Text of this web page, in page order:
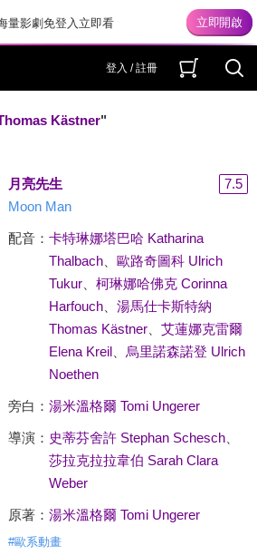
量影劇免登入立即看
登入 / 註冊
Kästner"
月亮先生
7.5
Moon Man
配音： 卡特琳娜塔巴哈 Katharina
Thalbach、 歐路奇圖科 Ulrich
Tukur、 柯琳娜哈佛克 Corinna
Harfouch、 湯馬仕卡斯特納
Thomas Kästner、 艾蓮娜克雷爾
Elena Kreil、 烏里諾森諾登 Ulrich
Noethen
旁白： 湯米溫格爾 Tomi Ungerer
導演： 史蒂芬舍許 Stephan Schesch、
莎拉克拉拉韋伯 Sarah Clara
Weber
原著： 湯米溫格爾 Tomi Ungerer
#歐系動畫